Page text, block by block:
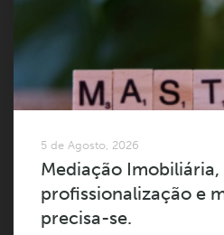
5 de Agosto, 2026
Mediação Imobiliária,
profissionalização e
precisa-se.